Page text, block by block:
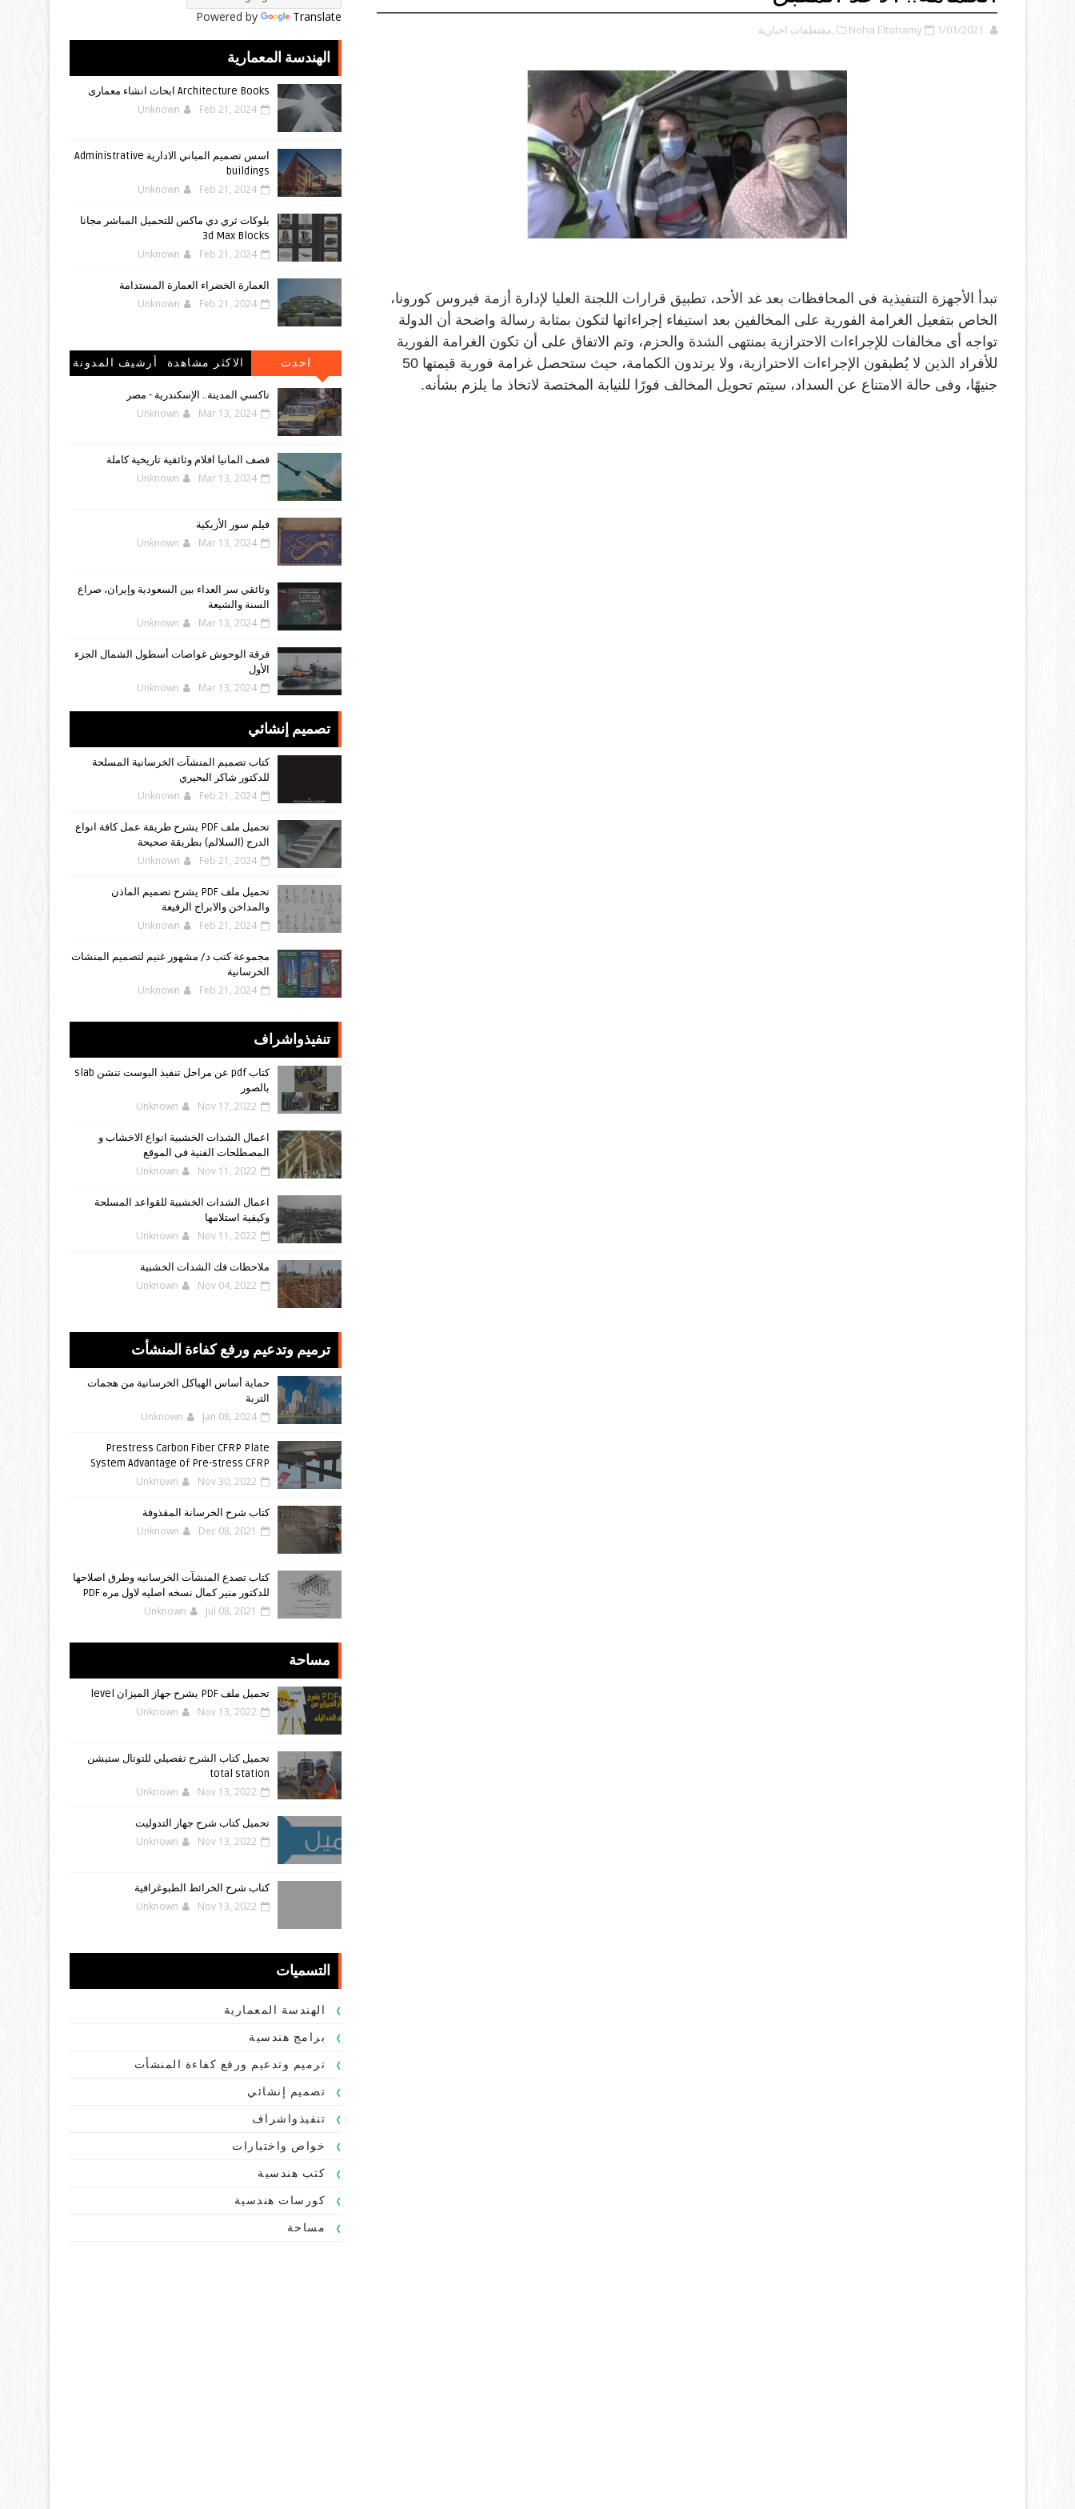
Noha Eltohamy 1/01/2021 ,مقتطفات اخبارية
تبدأ الأجهزة التنفيذية فى المحافظات بعد غد الأحد، تطبيق قرارات اللجنة العليا لإدارة أزمة فيروس كورونا،
الخاص بتفعيل الغرامة الفورية على المخالفين بعد استيفاء إجراءاتها لتكون بمثابة رسالة واضحة أن الدولة
تواجه أى مخالفات للإجراءات الاحترازية بمنتهى الشدة والحزم، وتم الاتفاق على أن تكون الغرامة الفورية
للأفراد الذين لا يُطبقون الإجراءات الاحترازية، ولا يرتدون الكمامة، حيث ستحصل غرامة فورية قيمتها 50
جنيهًا، وفى حالة الامتناع عن السداد، سيتم تحويل المخالف فورًا للنيابة المختصة لاتخاذ ما يلزم بشأنه.
Powered by Translate
الهندسة المعمارية
Architecture Books ابحاث انشاء معمارى
Unknown Feb 21, 2024
اسس تصميم المباني الادارية Administrative
buildings
Unknown Feb 21, 2024
بلوكات ثري دي ماكس للتحميل المباشر مجانا
3d Max Blocks
Unknown Feb 21, 2024
العمارة الخضراء العمارة المستدامة
Unknown Feb 21, 2024
احدث
المشاركات
الاكثر مشاهدة
أرشيف المدونة
تاكسي المدينة.. الإسكندرية - مصر
Unknown Mar 13, 2024
قصف المانيا افلام وثائقية تاريخية كاملة
Unknown Mar 13, 2024
فيلم سور الأزبكية
Unknown Mar 13, 2024
وثائقي سر العداء بين السعودية وإيران، صراع
السنة والشيعة
Unknown Mar 13, 2024
فرقة الوحوش غواصات أسطول الشمال الجزء
الأول
Unknown Mar 13, 2024
تصميم إنشائي
كتاب تصميم المنشآت الخرسانية المسلحة
للدكتور شاكر البحيري
Unknown Feb 21, 2024
تحميل ملف PDF يشرح طريقة عمل كافة انواع
الدرج (السلالم) بطريقة صحيحة
Unknown Feb 21, 2024
تحميل ملف PDF يشرح تصميم الماذن
والمداخن والابراج الرفيعة
Unknown Feb 21, 2024
مجموعة كتب د/ مشهور غنيم لتصميم المنشات
الخرسانية
Unknown Feb 21, 2024
تنفيذواشراف
كتاب pdf عن مراحل تنفيذ البوست تنشن slab
بالصور
Unknown Nov 17, 2022
اعمال الشدات الخشبية انواع الاخشاب و
المصطلحات الفنية فى الموقع
Unknown Nov 11, 2022
اعمال الشدات الخشبية للقواعد المسلحة
وكيفية استلامها
Unknown Nov 11, 2022
ملاحظات فك الشدات الخشبية
Unknown Nov 04, 2022
ترميم وتدعيم ورفع كفاءة المنشأت
حماية أساس الهياكل الخرسانية من هجمات
التربة
Unknown Jan 08, 2024
Prestress Carbon Fiber CFRP Plate
System Advantage of Pre-stress CFRP
Unknown Nov 30, 2022
كتاب شرح الخرسانة المقذوفة
Unknown Dec 08, 2021
كتاب تصدع المنشآت الخرسانيه وطرق اصلاحها
للدكتور منير كمال نسخه اصليه لاول مره PDF
Unknown Jul 08, 2021
مساحة
تحميل ملف PDF يشرح جهاز الميزان level
Unknown Nov 13, 2022
تحميل كتاب الشرح تفصيلي للتوتال ستيشن
total station
Unknown Nov 13, 2022
تحميل كتاب شرح جهاز التدوليت
Unknown Nov 13, 2022
كتاب شرح الخرائط الطبوغرافية
Unknown Nov 13, 2022
التسميات
الهندسة المعمارية
برامج هندسية
ترميم وتدعيم ورفع كفاءة المنشأت
تصميم إنشائي
تنفيذواشراف
خواص واختبارات
كتب هندسية
كورسات هندسية
مساحة